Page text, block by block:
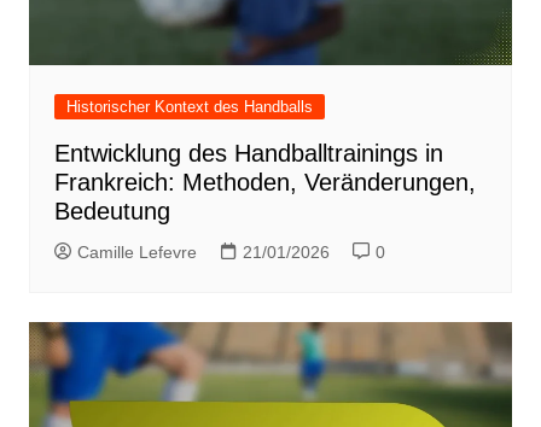
Historischer Kontext des Handballs
Entwicklung des Handballtrainings in
Frankreich: Methoden, Veränderungen,
Bedeutung
Camille Lefevre 21/01/2026 0